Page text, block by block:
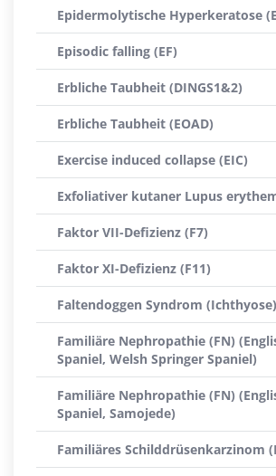
Epidermolytische Hyperkeratose
Episodic falling (EF)
Erbliche Taubheit (DINGS1&2)
Erbliche Taubheit (EOAD)
Exercise induced collapse (EIC)
Exfoliativer kutaner Lupus
Faktor VII-Defizienz (F7)
Faktor XI-Defizienz (F11)
Faltendoggen Syndrom (Ichthyose)
Familiäre Nephropathie (FN)
Spaniel, Welsh Springer Spaniel)
Familiäre Nephropathie (FN)
Spaniel, Samojede)
Familiäres Schilddrüsenkarzinom